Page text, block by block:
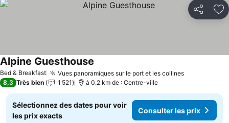
Partager
Bed & Breakfast Vues panoramiques sur le port et les collines
Alpine Guesthouse
8,3 Très bien 1 521 à 0.2 km de : Centre-ville
Sélectionnez des dates pour voir
les prix exacts
Consulter les prix